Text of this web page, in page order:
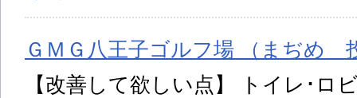
ＧＭＧ八王子ゴルフ場 （まぢめ
【改善して欲しい点】 トイレ･ロ